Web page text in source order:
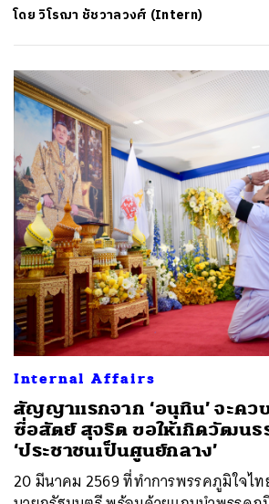
โดยวิโรฌา ชัชวาลวงศ์ (Intern)
Internal Affairs
สัญญาแรกจาก ‘อนุทิน’ จะคว
ซื่อสัตย์ สุจริต ขอให้เกิดวัฒนธ
‘ประชาชนเป็นศูนย์กลาง’
20 มีนาคม 2569 ที่ทำการพรรคภูมิใจไ